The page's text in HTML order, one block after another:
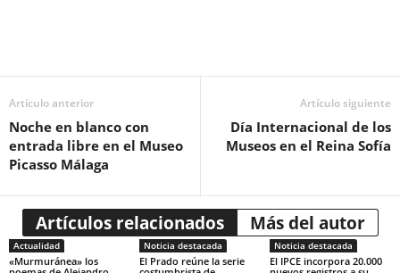
Artículo anterior
Noche en blanco con
entrada libre en el Museo
Picasso Málaga
Artículo siguiente
Día Internacional de los
Museos en el Reina Sofía
Artículos relacionados Más del autor
Actualidad
«Murmuránea» los
Noticia destacada
El Prado reúne la serie
Noticia destacada
El IPCE incorpora 20.000